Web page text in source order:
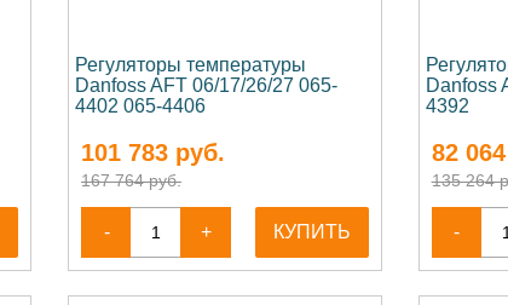
Регуляторы температуры
Danfoss AFT 06/17/26/27 065-
4402 065-4406
101 783 руб.
167 764 руб.
- + КУПИТЬ
Danfoss
4392
82 064
135 264
-